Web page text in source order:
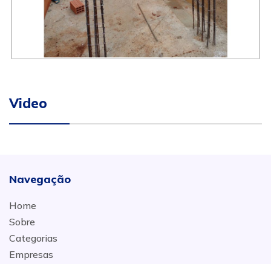
Video
Navegação
Home
Sobre
Categorias
Empresas